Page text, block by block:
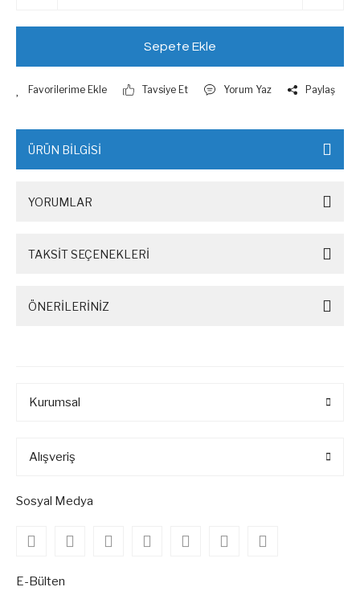
Sepete Ekle
Tavsiye Et Yorum Yaz Paylaş
ÜRÜN BİLGİSİ
YORUMLAR
TAKSİT SEÇENEKLERİ
ÖNERİLERİNİZ
Kurumsal
Alışveriş
Sosyal Medya
E-Bülten